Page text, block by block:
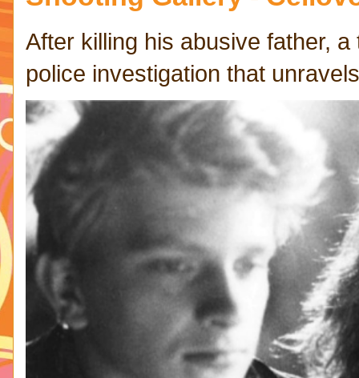
After killing his abusive father,
police investigation that